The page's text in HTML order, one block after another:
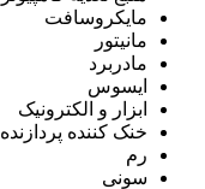
مایکروسافت
مانیتور
مادربرد
ایسوس
ابزار و الکترونیک
خنک کننده پردازنده
رم
سونی